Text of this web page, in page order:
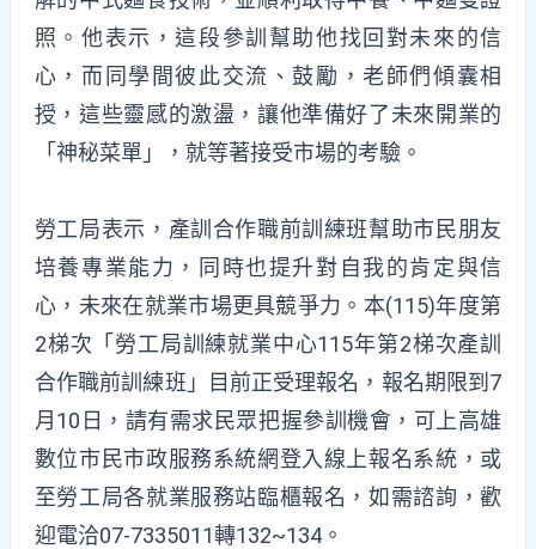
照。他表示，這段參訓幫助他找回對未來的信
心，而同學間彼此交流、鼓勵，老師們傾囊相
授，這些靈感的激盪，讓他準備好了未來開業的
「神秘菜單」，就等著接受市場的考驗。
勞工局表示，產訓合作職前訓練班幫助市民朋友
培養專業能力，同時也提升對自我的肯定與信
心，未來在就業市場更具競爭力。本(115)年度第
2梯次「勞工局訓練就業中心115年第2梯次產訓
合作職前訓練班」目前正受理報名，報名期限到7
月10日，請有需求民眾把握參訓機會，可上高雄
數位市民市政服務系統網登入線上報名系統，或
至勞工局各就業服務站臨櫃報名，如需諮詢，歡
迎電洽07-7335011轉132~134。